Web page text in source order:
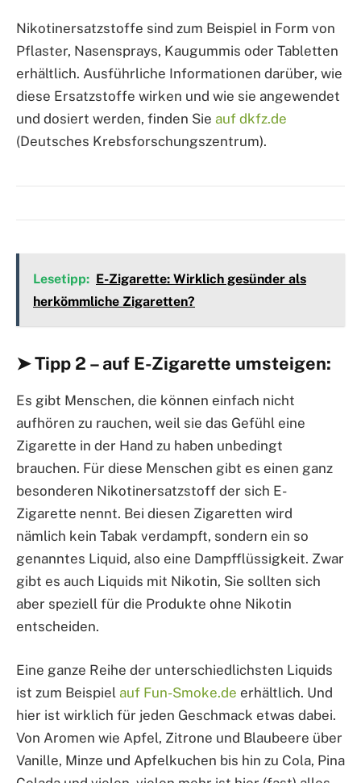
Nikotinersatzstoffe sind zum Beispiel in Form von
Pflaster, Nasensprays, Kaugummis oder Tabletten
erhältlich. Ausführliche Informationen darüber, wie
diese Ersatzstoffe wirken und wie sie angewendet
und dosiert werden, finden Sie auf dkfz.de
(Deutsches Krebsforschungszentrum).
Lesetipp: E-Zigarette: Wirklich gesünder als
herkömmliche Zigaretten?
➤ Tipp 2 – auf E-Zigarette umsteigen:
Es gibt Menschen, die können einfach nicht
aufhören zu rauchen, weil sie das Gefühl eine
Zigarette in der Hand zu haben unbedingt
brauchen. Für diese Menschen gibt es einen ganz
besonderen Nikotinersatzstoff der sich E-
Zigarette nennt. Bei diesen Zigaretten wird
nämlich kein Tabak verdampft, sondern ein so
genanntes Liquid, also eine Dampfflüssigkeit. Zwar
gibt es auch Liquids mit Nikotin, Sie sollten sich
aber speziell für die Produkte ohne Nikotin
entscheiden.
Eine ganze Reihe der unterschiedlichsten Liquids
ist zum Beispiel auf Fun-Smoke.de erhältlich. Und
hier ist wirklich für jeden Geschmack etwas dabei.
Von Aromen wie Apfel, Zitrone und Blaubeere über
Vanille, Minze und Apfelkuchen bis hin zu Cola, Pina